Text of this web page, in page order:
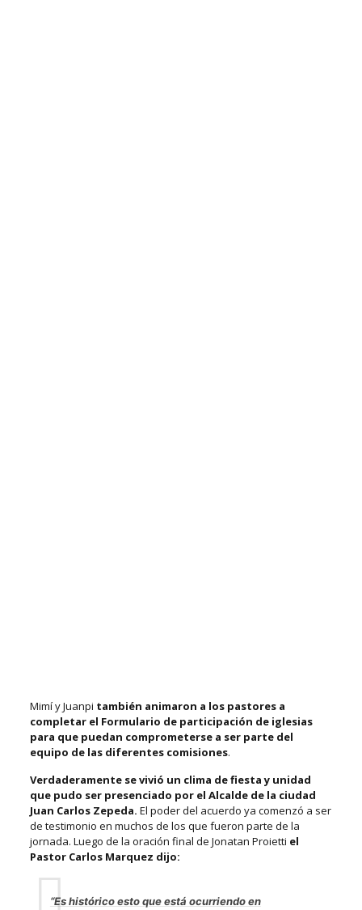
Mimí y Juanpi también animaron a los pastores a
completar el Formulario de participación de iglesias
para que puedan comprometerse a ser parte del
equipo de las diferentes comisiones.
Verdaderamente se vivió un clima de fiesta y unidad
que pudo ser presenciado por el Alcalde de la ciudad
Juan Carlos Zepeda. El poder del acuerdo ya comenzó a ser
de testimonio en muchos de los que fueron parte de la
jornada. Luego de la oración final de Jonatan Proietti el
Pastor Carlos Marquez dijo:
“Es histórico esto que está ocurriendo en